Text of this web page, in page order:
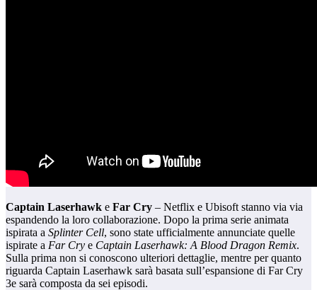
Captain Laserhawk e Far Cry – Netflix e Ubisoft stanno via via
espandendo la loro collaborazione. Dopo la prima serie animata
ispirata a Splinter Cell, sono state ufficialmente annunciate quelle
ispirate a Far Cry e Captain Laserhawk: A Blood Dragon Remix.
Sulla prima non si conoscono ulteriori dettaglie, mentre per quanto
riguarda Captain Laserhawk sarà basata sull’espansione di Far Cry
3e sarà composta da sei episodi.